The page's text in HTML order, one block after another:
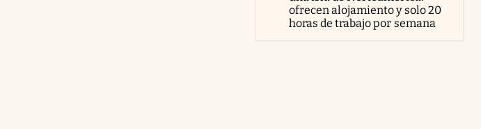
ofrecen alojamiento y solo 20
horas de trabajo por semana